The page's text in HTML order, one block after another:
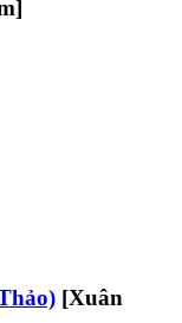
[Xuân